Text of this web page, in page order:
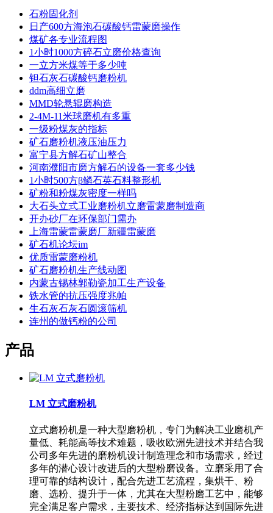
石粉固化剂
日产600方海泡石碳酸钙雷蒙磨操作
煤矿各专业流程图
1小时1000方碎石立磨价格查询
一立方米煤等于多少吨
钽石灰石碳酸钙磨粉机
ddm高细立磨
MMD轮悬辊磨构造
2-4M-11米球磨机有多重
一级粉煤灰的指标
矿石磨粉机液压油压力
富宁县方解石矿山整合
河南濮阳市磨方解石的设备一套多少钱
1小时500方β鳞石英石料整形机
矿粉和粉煤灰密度一样吗
大石头立式工业磨粉机立磨雷蒙磨制造商
开办砂厂在环保部门需办
上海雷蒙雷蒙磨厂新疆雷蒙磨
矿石机论坛im
优质雷蒙磨粉机
矿石磨粉机生产线动图
内蒙古锡林郭勒瓷加工生产设备
铁水管的抗压强度兆帕
生石灰石灰石圆滚筛机
连州的做钙粉的公司
产品
LM 立式磨粉机
立式磨粉机是一种大型磨粉机，专门为解决工业磨机产
量低、耗能高等技术难题，吸收欧洲先进技术并结合我
公司多年先进的磨粉机设计制造理念和市场需求，经过
多年的潜心设计改进后的大型粉磨设备。立磨采用了合
理可靠的结构设计，配合先进工艺流程，集烘干、粉
磨、选粉、提升于一体，尤其在大型粉磨工艺中，能够
完全满足客户需求，主要技术、经济指标达到国际先进